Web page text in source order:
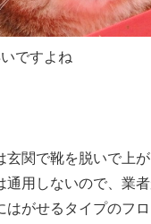
ですよね
玄関で靴を脱いで上
通用しないので、業
はがせるタイプのフ